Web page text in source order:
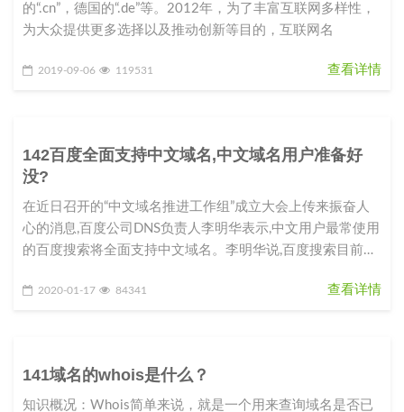
的“.cn”，德国的“.de”等。2012年，为了丰富互联网多样性，
为大众提供更多选择以及推动创新等目的，互联网名
2019-09-06 119531 查看详情
142百度全面支持中文域名,中文域名用户准备好
没?
在近日召开的“中文域名推进工作组”成立大会上传来振奋人
心的消息,百度公司DNS负责人李明华表示,中文用户最常使用
的百度搜索将全面支持中文域名。李明华说,百度搜索目前已
2020-01-17 84341 查看详情
141域名的whois是什么？
知识概况：Whois简单来说，就是一个用来查询域名是否已